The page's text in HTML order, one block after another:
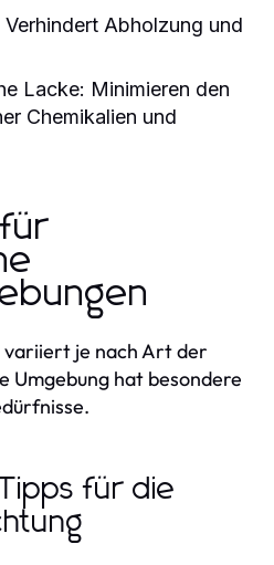
Verhindert Abholzung und
Lacke: Minimieren den
Chemikalien und
je nach Art der
Umgebung hat besondere
für die